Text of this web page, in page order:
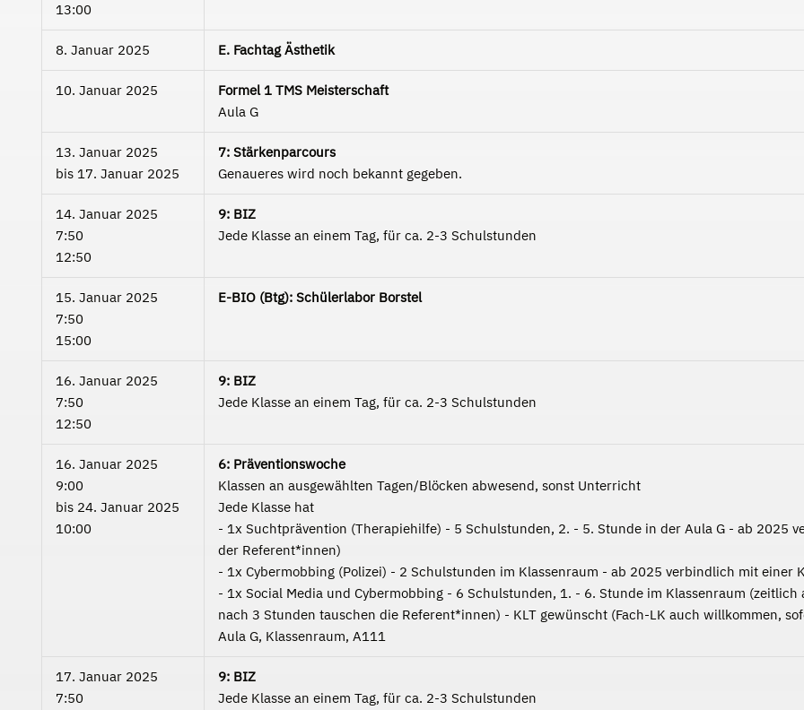
13:00
8. Januar 2025 E. Fachtag Ästhetik
10. Januar 2025
Formel 1 TMS Meisterschaft
Aula G
13. Januar 2025
bis 17. Januar 2025
7: Stärkenparcours
Genaueres wird noch bekannt gegeben.
14. Januar 2025
7:50
12:50
9: BIZ
Jede Klasse an einem Tag, für ca. 2-3 Schulstunden
15. Januar 2025
7:50
15:00
E-BIO (Btg): Schülerlabor Borstel
16. Januar 2025
7:50
12:50
9: BIZ
Jede Klasse an einem Tag, für ca. 2-3 Schulstunden
16. Januar 2025
9:00
bis 24. Januar 2025
10:00
6: Präventionswoche
Klassen an ausgewählten Tagen/Blöcken abwesend, sonst Unterricht
Jede Klasse hat
- 1x Suchtprävention (Therapiehilfe) - 5 Schulstunden, 2. - 5. Stunde in der Aula G - ab 2025
der Referent*innen)
- 1x Cybermobbing (Polizei) - 2 Schulstunden im Klassenraum - ab 2025 verbindlich mit einer
- 1x Social Media und Cybermobbing - 6 Schulstunden, 1. - 6. Stunde im Klassenraum
nach 3 Stunden tauschen die Referent*innen) - KLT gewünscht (Fach-LK auch willkommen,
Aula G, Klassenraum, A111
17. Januar 2025
7:50
9: BIZ
Jede Klasse an einem Tag, für ca. 2-3 Schulstunden